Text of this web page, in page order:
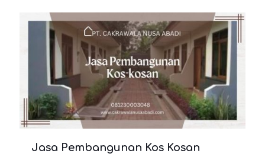
Jasa Pembangunan Kos Kosan